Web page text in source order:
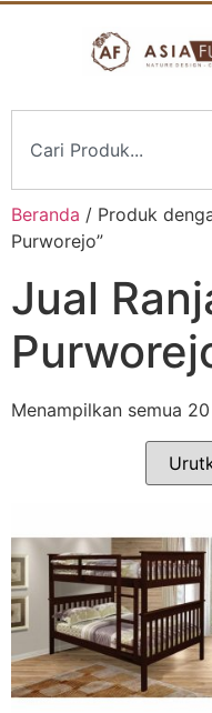
Beranda / Produk
Purworejo”
Jual
Menampilkan semua